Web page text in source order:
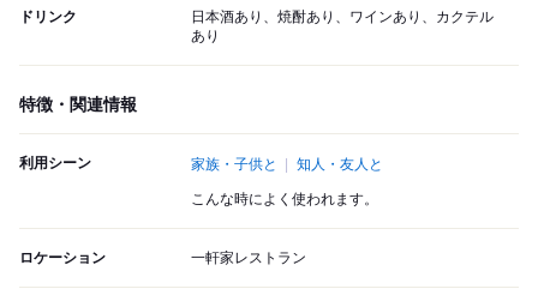
ドリンク
日本酒あり、焼酎あり、ワインあり、カクテル
あり
特徴・関連情報
利用シーン 家族・子供と 知人・友人と
こんな時によく使われます。
ロケーション 一軒家レストラン